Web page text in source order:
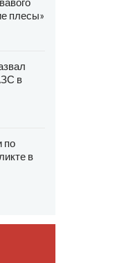
плесы»
в
по
в